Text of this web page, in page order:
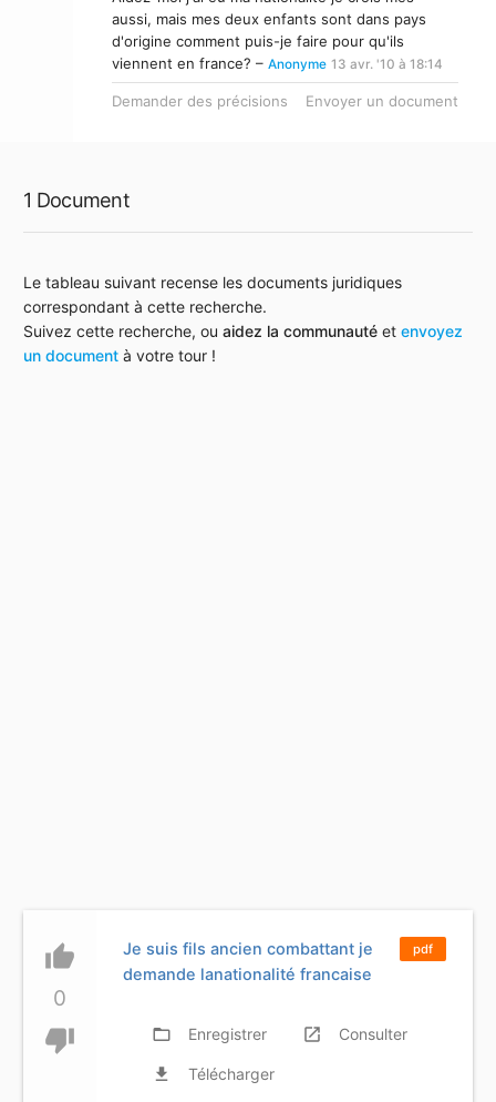
aussi, mais mes deux enfants sont dans pays
d'origine comment puis-je faire pour qu'ils
viennent en france? – Anonyme 13 avr. '10 à 18:14
Demander des précisions Envoyer un document
1 Document
Le tableau suivant recense les documents juridiques
correspondant à cette recherche.
Suivez cette recherche, ou aidez la communauté et envoyez
un document à votre tour !
thumb_up
0
thumb_down
pdf
Je suis fils ancien combattant je
demande lanationalité francaise
folder_open Enregistrer launch Consulter
file_download Télécharger